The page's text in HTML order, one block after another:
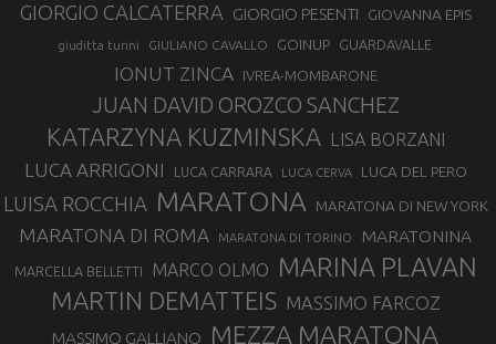
GIORGIO CALCATERRA GIORGIO PESENTI GIOVANNA EPIS
giuditta turini GIULIANO CAVALLO GOINUP GUARDAVALLE
IONUT ZINCA IVREA-MOMBARONE
JUAN DAVID OROZCO SANCHEZ
KATARZYNA KUZMINSKA LISA BORZANI
LUCA ARRIGONI LUCA CARRARA LUCA CERVA LUCA DEL PERO
LUISA ROCCHIA MARATONA MARATONA DI NEW YORK
MARATONA DI ROMA MARATONA DI TORINO MARATONINA
MARCELLA BELLETTI MARCO OLMO MARINA PLAVAN
MARTIN DEMATTEIS MASSIMO FARCOZ
MASSIMO GALLIANO MEZZA MARATONA